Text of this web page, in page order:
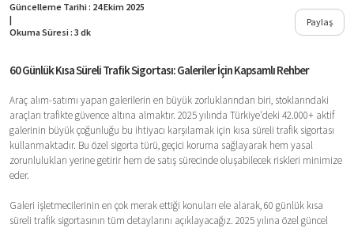
Güncelleme Tarihi : 24 Ekim 2025
|
Okuma Süresi : 3 dk
Paylaş
60 Günlük Kısa Süreli Trafik Sigortası: Galeriler İçin Kapsamlı Rehber
Araç alım-satımı yapan galerilerin en büyük zorluklarından biri, stoklarındaki
araçları trafikte güvence altına almaktır. 2025 yılında Türkiye'deki 42.000+ aktif
galerinin büyük çoğunluğu bu ihtiyacı karşılamak için kısa süreli trafik sigortası
kullanmaktadır. Bu özel sigorta türü, geçici koruma sağlayarak hem yasal
zorunlulukları yerine getirir hem de satış sürecinde oluşabilecek riskleri minimize
eder.
Galeri işletmecilerinin en çok merak ettiği konuları ele alarak, 60 günlük kısa
süreli trafik sigortasının tüm detaylarını açıklayacağız. 2025 yılına özel güncel